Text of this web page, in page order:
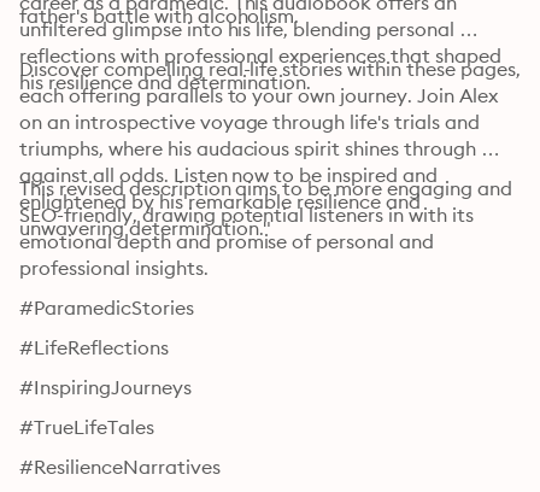
father's battle with alcoholism.
unfiltered glimpse into his life, blending personal
reflections with professional experiences that shaped
his resilience and determination.
Discover compelling real-life stories within these pages,
each offering parallels to your own journey. Join Alex
on an introspective voyage through life's trials and
triumphs, where his audacious spirit shines through
against all odds. Listen now to be inspired and
enlightened by his remarkable resilience and
unwavering determination."
This revised description aims to be more engaging and
SEO-friendly, drawing potential listeners in with its
emotional depth and promise of personal and
professional insights.
#ParamedicStories
#LifeReflections
#InspiringJourneys
#TrueLifeTales
#ResilienceNarratives